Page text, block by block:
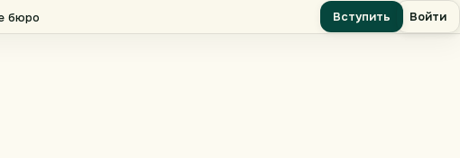
бюро Вступить Войти